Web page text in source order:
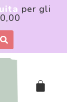
per gli